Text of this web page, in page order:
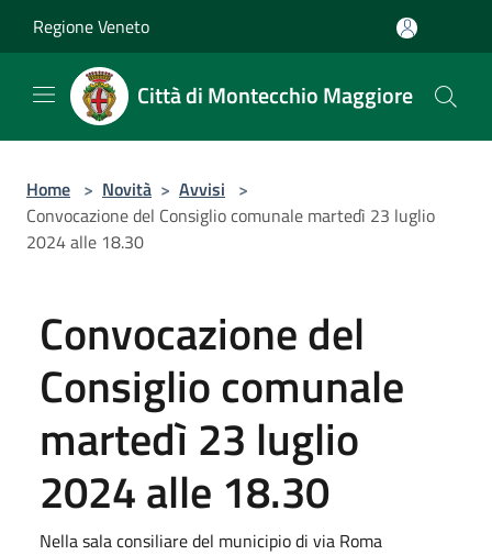
Regione Veneto
Città di Montecchio Maggiore
Home > Novità > Avvisi >
Convocazione del Consiglio comunale martedì 23 luglio
2024 alle 18.30
Convocazione del
Consiglio comunale
martedì 23 luglio
2024 alle 18.30
Nella sala consiliare del municipio di via Roma